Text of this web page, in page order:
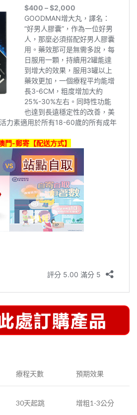
療程天數 預期效果
30天起跳 增粗1-3公分